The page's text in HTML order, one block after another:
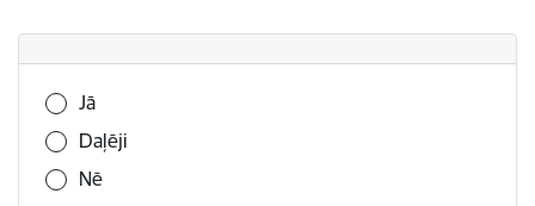
Vai šī informācija bija noderīga?
Jā
Daļēji
Nē